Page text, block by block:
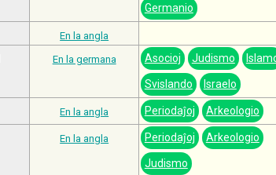
Germanio
En la angla
En la germana Asocioj Judismo
Svislando Israelo
En la angla Periodaĵoj Arkeologio
En la angla Periodaĵoj Arkeologio
Judismo